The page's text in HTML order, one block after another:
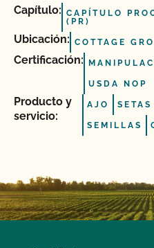
Capítulo: CAPÍTULO
(PR)
Ubicación: COTTAGE
Certificación:
USDA NOP
Producto y
servicio:
AJO SETAS
SEMILLAS